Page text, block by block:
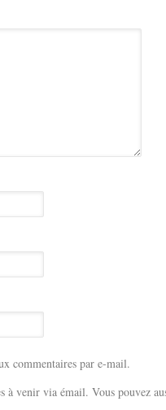
commentaires par e-mail.
à venir via émail. Vous pouvez